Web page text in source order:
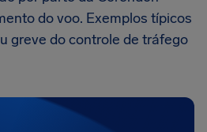
do voo. Exemplos típicos
greve do controle de tráfego